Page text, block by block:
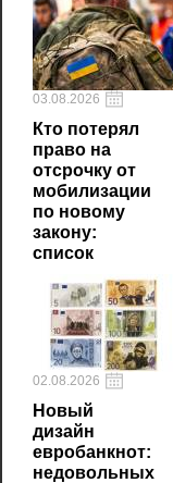
03.08.2026
Кто потерял
право на
отсрочку от
мобилизации
по новому
закону:
список
02.08.2026
Новый
дизайн
евробанкнот:
недовольных